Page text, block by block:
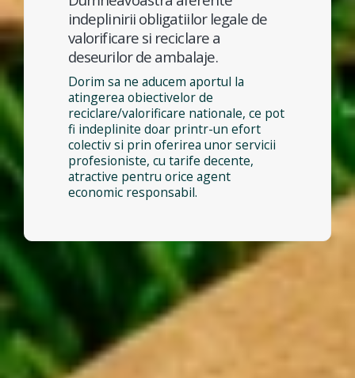
indeplinirii obligatiilor legale de
valorificare si reciclare a
deseurilor de ambalaje.
Dorim sa ne aducem aportul la
atingerea obiectivelor de
reciclare/valorificare nationale, ce pot
fi indeplinite doar printr-un efort
colectiv si prin oferirea unor servicii
profesioniste, cu tarife decente,
atractive pentru orice agent
economic responsabil.